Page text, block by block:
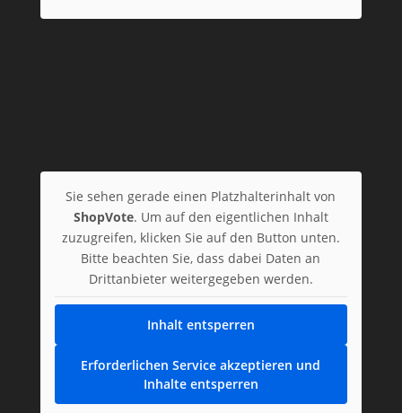
Sie sehen gerade einen Platzhalterinhalt von
ShopVote. Um auf den eigentlichen Inhalt
zuzugreifen, klicken Sie auf den Button unten.
Bitte beachten Sie, dass dabei Daten an
Drittanbieter weitergegeben werden.
Inhalt entsperren
Erforderlichen Service akzeptieren und
Inhalte entsperren